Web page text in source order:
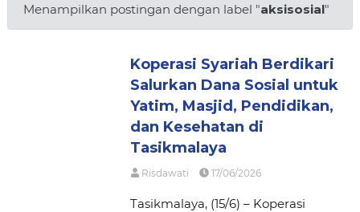
Menampilkan postingan dengan label "aksisosial"
Koperasi Syariah Berdikari
Salurkan Dana Sosial untuk
Yatim, Masjid, Pendidikan,
dan Kesehatan di
Tasikmalaya
Risdawati 17/06/2026
Tasikmalaya, (15/6) – Koperasi